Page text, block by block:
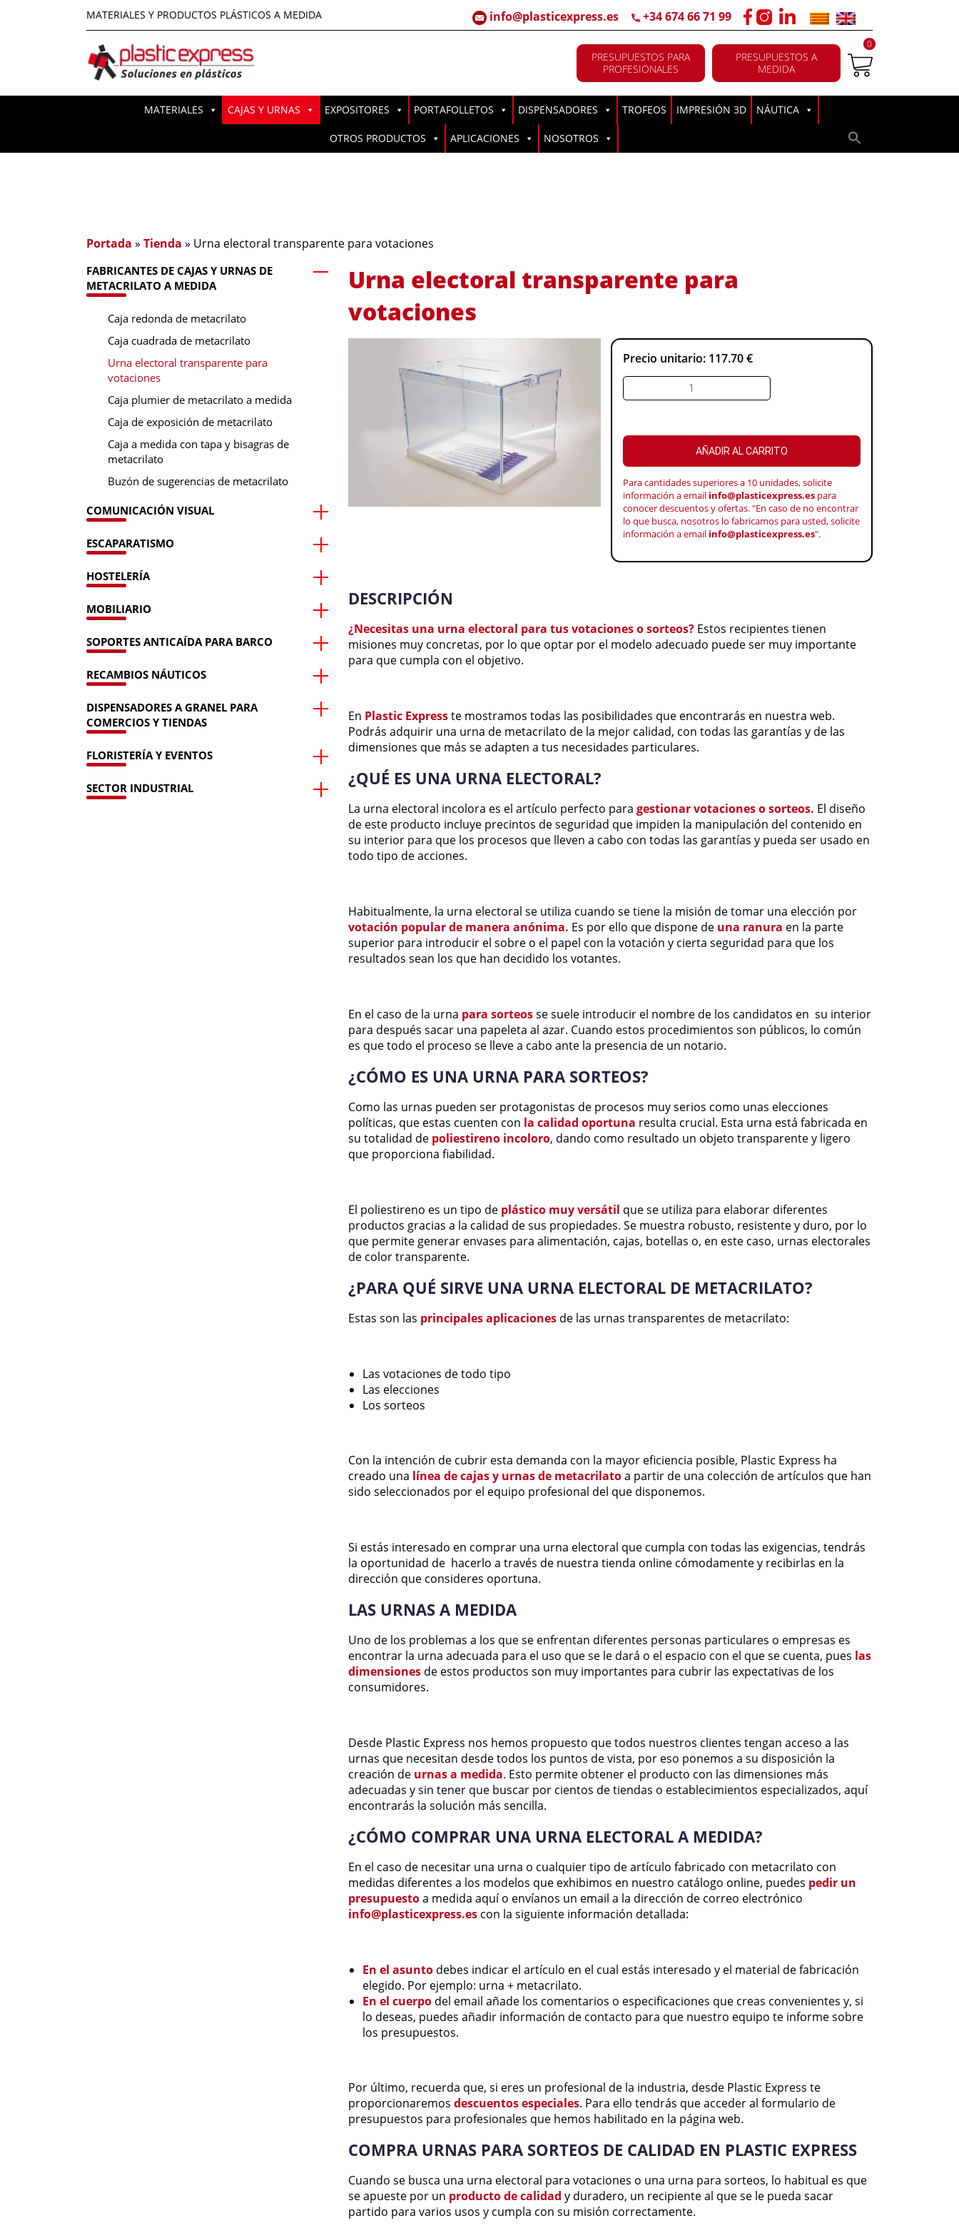
MATERIALES Y PRODUCTOS PLÁSTICOS A MEDIDA info@plasticexpress.es +34 674 66 71 99
PRESUPUESTOS PARA
PROFESIONALES
PRESUPUESTOS A
MEDIDA
0
MATERIALES CAJAS Y URNAS EXPOSITORES PORTAFOLLETOS DISPENSADORES TROFEOS IMPRESIÓN 3D NÁUTICA
OTROS PRODUCTOS APLICACIONES NOSOTROS
Portada » Tienda » Urna electoral transparente para votaciones
FABRICANTES DE CAJAS Y URNAS DE
METACRILATO A MEDIDA
Caja redonda de metacrilato
Caja cuadrada de metacrilato
Urna electoral transparente para
votaciones
Caja plumier de metacrilato a medida
Caja de exposición de metacrilato
Caja a medida con tapa y bisagras de
metacrilato
Buzón de sugerencias de metacrilato
COMUNICACIÓN VISUAL
ESCAPARATISMO
HOSTELERÍA
MOBILIARIO
SOPORTES ANTICAÍDA PARA BARCO
RECAMBIOS NÁUTICOS
DISPENSADORES A GRANEL PARA
COMERCIOS Y TIENDAS
FLORISTERÍA Y EVENTOS
SECTOR INDUSTRIAL
Urna electoral transparente para
votaciones
Precio unitario: 117.70 €
AÑADIR AL CARRITO
Para cantidades superiores a 10 unidades, solicite
información a email info@plasticexpress.espara
conocer descuentos y ofertas. "En caso de no encontrar
lo que busca, nosotros lo fabricamos para usted, solicite
información a email info@plasticexpress.es".
DESCRIPCIÓN
¿Necesitas una urna electoral para tus votaciones o sorteos? Estos recipientes tienen
misiones muy concretas, por lo que optar por el modelo adecuado puede ser muy importante
para que cumpla con el objetivo.
En Plastic Expresste mostramos todas las posibilidades que encontrarás en nuestra web.
Podrás adquirir una urna de metacrilato de la mejor calidad, con todas las garantías y de las
dimensiones que más se adapten a tus necesidades particulares.
¿QUÉ ES UNA URNA ELECTORAL?
La urna electoral incolora es el artículo perfecto para gestionar votaciones o sorteos. El diseño
de este producto incluye precintos de seguridad que impiden la manipulación del contenido en
su interior para que los procesos que lleven a cabo con todas las garantías y pueda ser usado en
todo tipo de acciones.
Habitualmente, la urna electoral se utiliza cuando se tiene la misión de tomar una elección por
votación popular de manera anónima. Es por ello que dispone de una ranura en la parte
superior para introducir el sobre o el papel con la votación y cierta seguridad para que los
resultados sean los que han decidido los votantes.
En el caso de la urna para sorteosse suele introducir el nombre de los candidatos en su interior
para después sacar una papeleta al azar. Cuando estos procedimientos son públicos, lo común
es que todo el proceso se lleve a cabo ante la presencia de un notario.
¿CÓMO ES UNA URNA PARA SORTEOS?
Como las urnas pueden ser protagonistas de procesos muy serios como unas elecciones
políticas, que estas cuenten con la calidad oportuna resulta crucial. Esta urna está fabricada en
su totalidad de poliestireno incoloro, dando como resultado un objeto transparente y ligero
que proporciona fiabilidad.
El poliestireno es un tipo de plástico muy versátil que se utiliza para elaborar diferentes
productos gracias a la calidad de sus propiedades. Se muestra robusto, resistente y duro, por lo
que permite generar envases para alimentación, cajas, botellas o, en este caso, urnas electorales
de color transparente.
¿PARA QUÉ SIRVE UNA URNA ELECTORAL DE METACRILATO?
Estas son las principales aplicaciones de las urnas transparentes de metacrilato:
Las votaciones de todo tipo
Las elecciones
Los sorteos
Con la intención de cubrir esta demanda con la mayor eficiencia posible, Plastic Express ha
creado una línea decajas y urnas de metacrilatoa partir de una colección de artículos que han
sido seleccionados por el equipo profesional del que disponemos.
Si estás interesado en comprar una urna electoral que cumpla con todas las exigencias, tendrás
la oportunidad de hacerlo a través de nuestra tienda online cómodamente y recibirlas en la
dirección que consideres oportuna.
LAS URNAS A MEDIDA
Uno de los problemas a los que se enfrentan diferentes personas particulares o empresas es
encontrar la urna adecuada para el uso que se le dará o el espacio con el que se cuenta, pues las
dimensiones de estos productos son muy importantes para cubrir las expectativas de los
consumidores.
Desde Plastic Express nos hemos propuesto que todos nuestros clientes tengan acceso a las
urnas que necesitan desde todos los puntos de vista, por eso ponemos a su disposición la
creación de urnas a medida. Esto permite obtener el producto con las dimensiones más
adecuadas y sin tener que buscar por cientos de tiendas o establecimientos especializados, aquí
encontrarás la solución más sencilla.
¿CÓMO COMPRAR UNA URNA ELECTORAL A MEDIDA?
En el caso de necesitar una urna o cualquier tipo de artículo fabricado con metacrilato con
medidas diferentes a los modelos que exhibimos en nuestro catálogo online, puedes pedir un
presupuestoa medida aquí o envíanos un email a la dirección de correo electrónico
info@plasticexpress.es con la siguiente información detallada:
En el asunto debes indicar el artículo en el cual estás interesado y el material de fabricación
elegido. Por ejemplo: urna + metacrilato.
En el cuerpo del email añade los comentarios o especificaciones que creas convenientes y, si
lo deseas, puedes añadir información de contacto para que nuestro equipo te informe sobre
los presupuestos.
Por último, recuerda que, si eres un profesional de la industria, desde Plastic Express te
proporcionaremos descuentos especiales. Para ello tendrás que acceder al formulario de
presupuestos para profesionales que hemos habilitado en la página web.
COMPRA URNAS PARA SORTEOS DE CALIDAD EN PLASTIC EXPRESS
Cuando se busca una urna electoral para votaciones o una urna para sorteos, lo habitual es que
se apueste por un producto de calidady duradero, un recipiente al que se le pueda sacar
partido para varios usos y cumpla con su misión correctamente.